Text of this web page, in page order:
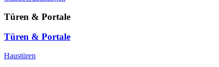
Türen & Portale
Türen & Portale
Haustüren